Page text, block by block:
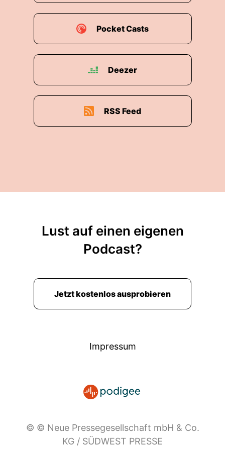
Pocket Casts
Deezer
RSS Feed
Lust auf einen eigenen
Podcast?
Jetzt kostenlos ausprobieren
Impressum
© © Neue Pressegesellschaft mbH & Co.
KG / SÜDWEST PRESSE